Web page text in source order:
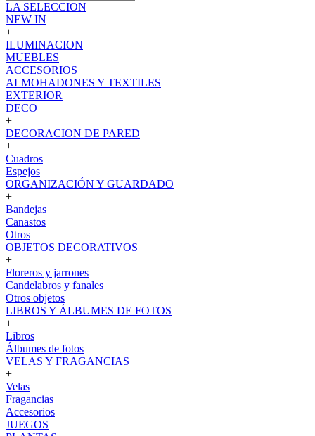
LA SELECCION
NEW IN
+
ILUMINACION
MUEBLES
ACCESORIOS
ALMOHADONES Y TEXTILES
EXTERIOR
DECO
+
DECORACION DE PARED
+
Cuadros
Espejos
ORGANIZACIÓN Y GUARDADO
+
Bandejas
Canastos
Otros
OBJETOS DECORATIVOS
+
Floreros y jarrones
Candelabros y fanales
Otros objetos
LIBROS Y ÁLBUMES DE FOTOS
+
Libros
Álbumes de fotos
VELAS Y FRAGANCIAS
+
Velas
Fragancias
Accesorios
JUEGOS